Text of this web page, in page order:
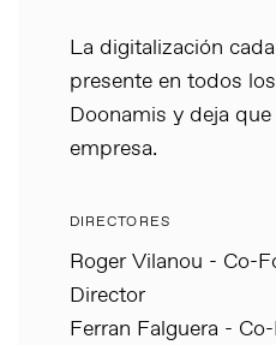
La digitalización
presente en todos
Doonamis y deja
empresa.
DIRECTORES
Roger Vilanou - Co-
Director
Ferran Falguera -